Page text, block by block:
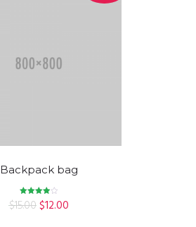
Backpack bag
Valutato
4.00
$15.00$12.00